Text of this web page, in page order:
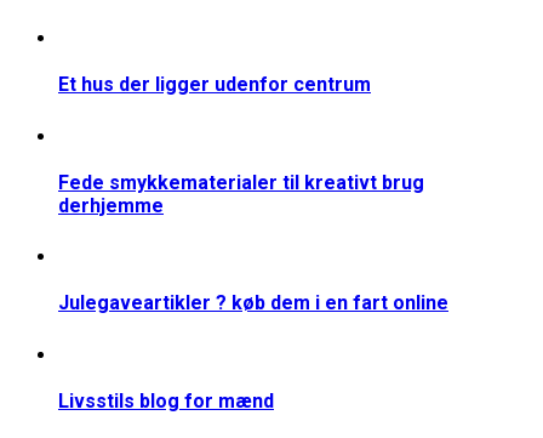
Et hus der ligger udenfor centrum
Fede smykkematerialer til kreativt brug
derhjemme
Julegaveartikler ? køb dem i en fart online
Livsstils blog for mænd